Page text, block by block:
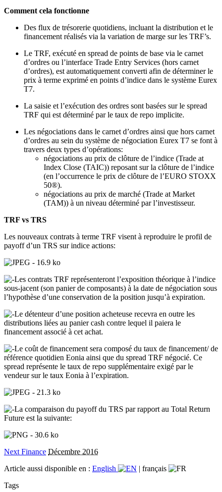
Comment cela fonctionne
Des flux de trésorerie quotidiens, incluant la distribution et le
financement réalisés via la variation de marge sur les TRF’s.
Le TRF, exécuté en spread de points de base via le carnet
d’ordres ou l’interface Trade Entry Services (hors carnet
d’ordres), est automatiquement converti afin de déterminer le
prix à terme exprimé en points d’indice dans le système Eurex
T7.
La saisie et l’exécution des ordres sont basées sur le spread
TRF qui est déterminé par le taux de repo implicite.
Les négociations dans le carnet d’ordres ainsi que hors carnet
d’ordres au sein du système de négociation Eurex T7 se font à
travers deux types d’opérations:
négociations au prix de clôture de l’indice (Trade at
Index Close (TAIC)) reposant sur la clôture de l’indice
(en l’occurrence le prix de clôture de l’EURO STOXX
50®).
négociations au prix de marché (Trade at Market
(TAM)) à un niveau déterminé par l’investisseur.
TRF vs TRS
Les nouveaux contrats à terme TRF visent à reproduire le profil de
payoff d’un TRS sur indice actions:
Les contrats TRF représenteront l’exposition théorique à l’indice
sous-jacent (son panier de composants) à la date de négociation sous
l’hypothèse d’une conservation de la position jusqu’à expiration.
Le détenteur d’une position acheteuse recevra en outre les
distributions liées au panier cash contre lequel il paiera le
financement associé à cet achat.
Le coût de financement sera composé du taux de financement/ de
référence quotidien Eonia ainsi que du spread TRF négocié. Ce
spread représente le taux de repo supplémentaire exigé par le
vendeur sur le taux Eonia à l’expiration.
La comparaison du payoff du TRS par rapport au Total Return
Future est la suivante:
Next Finance Décembre 2016
Article aussi disponible en : English | français
Tags